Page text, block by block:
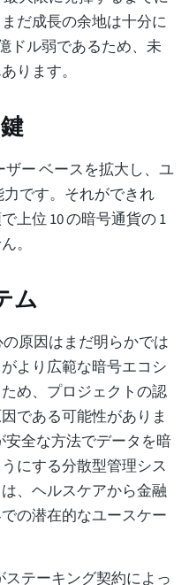
だ成長の余地は十分に
ドル弱であるため、未
ります。
ザー ベースを拡大し、ユ
です。それができれ
上位 10 の暗号通貨の 1
。
ム
原因はまだ明らかでは
より広範な暗号エコシ
め、プロジェクトの認
である可能性がありま
安全な方法でデータを暗
にする分散型管理シス
、ヘルスケアから金融
の潜在的なユースケー
テーキング契約によっ